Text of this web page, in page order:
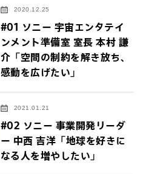
2020.12.25
#01 ソニー 宇宙エンタテイ
ンメント準備室 室長 本村 謙
介「空間の制約を解き放ち、
感動を広げたい」
2021.01.21
#02 ソニー 事業開発リーダ
ー 中西 吉洋「地球を好きに
なる人を増やしたい」